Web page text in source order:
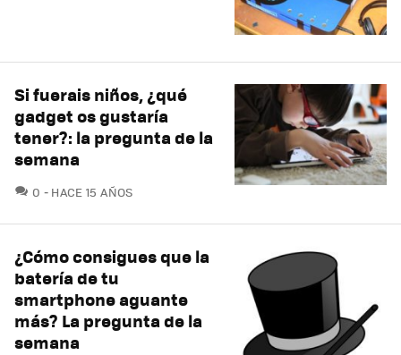
Si fuerais niños, ¿qué
gadget os gustaría
tener?: la pregunta de la
semana
0 COMENTARIOS
HACE 15 AÑOS
¿Cómo consigues que la
batería de tu
smartphone aguante
más? La pregunta de la
semana